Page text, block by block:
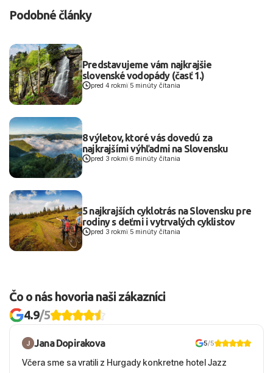
Podobné články
Predstavujeme vám najkrajšie
slovenské vodopády (časť 1.)
pred 4 rokmi 5 minúty čítania
8 výletov, ktoré vás dovedú za
najkrajšími výhľadmi na Slovensku
pred 3 rokmi 6 minúty čítania
5 najkrajších cyklotrás na Slovensku pre
rodiny s deťmi i vytrvalých cyklistov
pred 3 rokmi 5 minúty čítania
Čo o nás hovoria naši zákazníci
4.9/5
Jana Dopirakova 5/5
Včera sme sa vratili z Hurgady konkretne hotel Jazz